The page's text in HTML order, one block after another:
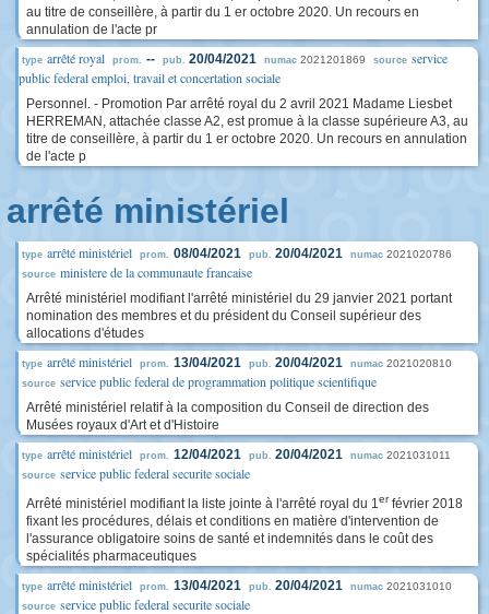
au titre de conseillère, à partir du 1 er octobre 2020. Un recours en
annulation de l'acte pr
type arrêté royal prom. -- pub. 20/04/2021 numac 2021201869 source service
public federal emploi, travail et concertation sociale
Personnel. - Promotion Par arrêté royal du 2 avril 2021 Madame Liesbet
HERREMAN, attachée classe A2, est promue à la classe supérieure A3, au
titre de conseillère, à partir du 1 er octobre 2020. Un recours en annulation
de l'acte p
arrêté ministériel
type arrêté ministériel prom. 08/04/2021 pub. 20/04/2021 numac 2021020786
source ministere de la communaute francaise
Arrêté ministériel modifiant l'arrêté ministériel du 29 janvier 2021 portant
nomination des membres et du président du Conseil supérieur des
allocations d'études
type arrêté ministériel prom. 13/04/2021 pub. 20/04/2021 numac 2021020810
source service public federal de programmation politique scientifique
Arrêté ministériel relatif à la composition du Conseil de direction des
Musées royaux d'Art et d'Histoire
type arrêté ministériel prom. 12/04/2021 pub. 20/04/2021 numac 2021031011
source service public federal securite sociale
Arrêté ministériel modifiant la liste jointe à l'arrêté royal du 1er février 2018
fixant les procédures, délais et conditions en matière d'intervention de
l'assurance obligatoire soins de santé et indemnités dans le coût des
spécialités pharmaceutiques
type arrêté ministériel prom. 13/04/2021 pub. 20/04/2021 numac 2021031010
source service public federal securite sociale